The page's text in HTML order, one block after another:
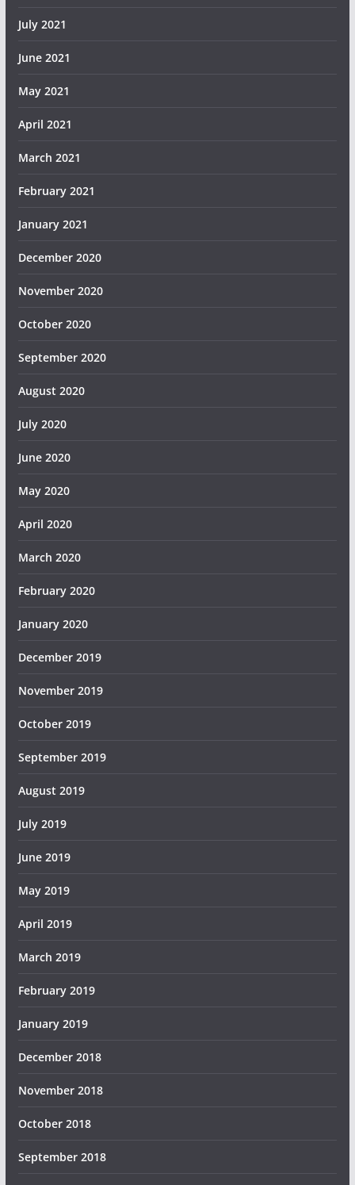
July 2021
June 2021
May 2021
April 2021
March 2021
February 2021
January 2021
December 2020
November 2020
October 2020
September 2020
August 2020
July 2020
June 2020
May 2020
April 2020
March 2020
February 2020
January 2020
December 2019
November 2019
October 2019
September 2019
August 2019
July 2019
June 2019
May 2019
April 2019
March 2019
February 2019
January 2019
December 2018
November 2018
October 2018
September 2018